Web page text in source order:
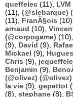
queffelec (11), LVM
(11), (@slebarque)
(11), FranÃ§ois (10),
arnaud (10),
(@corpogame) (10),
(9), David (9),
Mickael (9), Hugues
Chris (9),
Benjamin (9),
(@olivez) (@olivez)
la vie (9), gepettot
(8), stephane (8),